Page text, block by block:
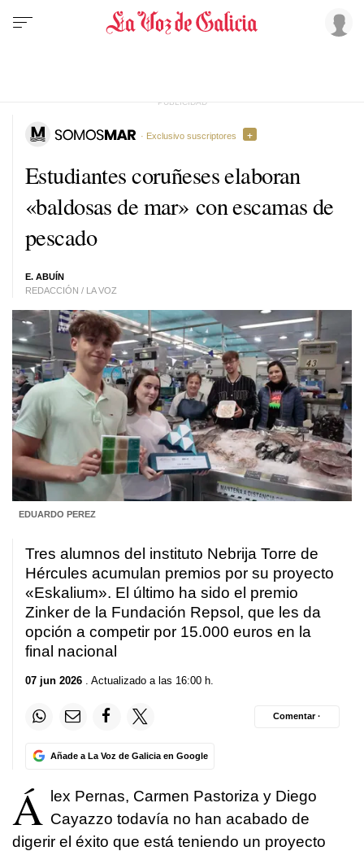
Estudiantes coruñeses elaboran
«baldosas de mar» con escamas de
pescado
E. ABUÍN
REDACCIÓN / LA VOZ
· Exclusivo suscriptores
EDUARDO PEREZ
Tres alumnos del instituto Nebrija Torre de
Hércules acumulan premios por su proyecto
«Eskalium». El último ha sido el premio
Zinker de la Fundación Repsol, que les da
opción a competir por 15.000 euros en la
final nacional
07 jun 2026 . Actualizado a las 16:00 h.
Añade a La Voz de Galicia en Google
Comentar ·
Á lex Pernas, Carmen Pastoriza y Diego
Cayazzo todavía no han acabado de
digerir el éxito que está teniendo un proyecto